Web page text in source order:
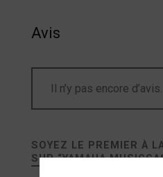
Avis
Il n’y pas encore d’avis.
SOYEZ LE PREMIER À
SUR “YAMAHA